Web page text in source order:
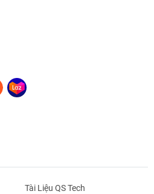
Vít me bi 1605
Tài Liệu QS Tech